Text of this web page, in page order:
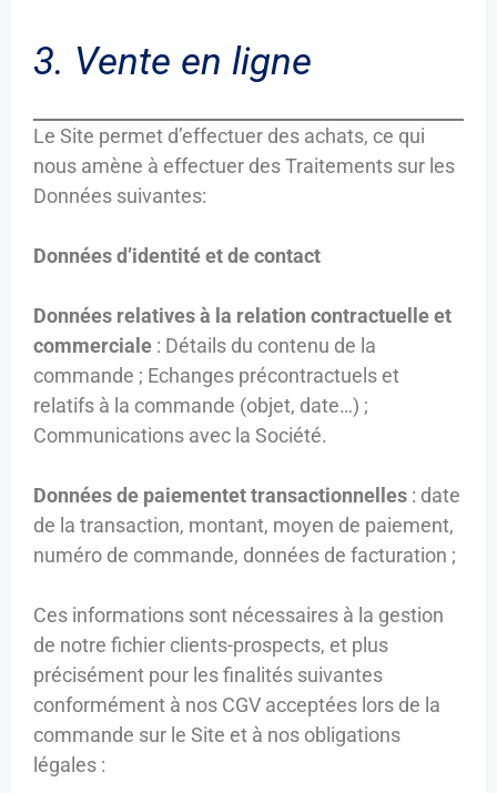
3. Vente en ligne
Le Site permet d’effectuer des achats, ce qui
nous amène à effectuer des Traitements sur les
Données suivantes:
Données d’identité et de contact
Données relatives à la relation contractuelle et
commerciale : Détails du contenu de la
commande ; Echanges précontractuels et
relatifs à la commande (objet, date…) ;
Communications avec la Société.
Données de paiementet transactionnelles : date
de la transaction, montant, moyen de paiement,
numéro de commande, données de facturation ;
Ces informations sont nécessaires à la gestion
de notre fichier clients-prospects, et plus
précisément pour les finalités suivantes
conformément à nos CGV acceptées lors de la
commande sur le Site et à nos obligations
légales :